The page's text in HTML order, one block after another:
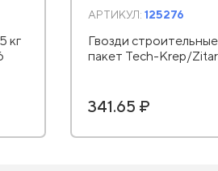
кг
АРТИКУЛ: 125276
Гвозди
пакет Tech-Krep/
341.65 ₽